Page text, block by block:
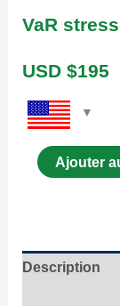
VaR
USD $195
Ajouter
Description